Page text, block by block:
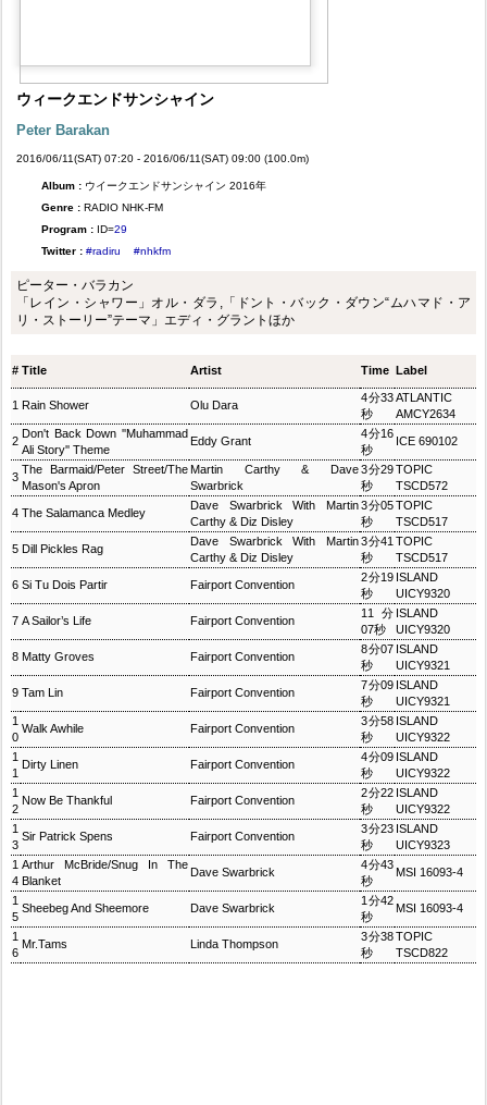
ウィークエンドサンシャイン
Peter Barakan
2016/06/11(SAT) 07:20 - 2016/06/11(SAT) 09:00 (100.0m)
Album : ウイークエンドサンシャイン 2016年
Genre : RADIO NHK-FM
Program : ID=29
Twitter : #radiru #nhkfm
ピーター・バラカン
「レイン・シャワー」オル・ダラ,「ドント・バック・ダウン“ムハマド・ア
リ・ストーリー”テーマ」エディ・グラントほか
# Title Artist Time Label
1 Rain Shower Olu Dara
4分33
秒
ATLANTIC
AMCY2634
2
Don't Back Down ''Muhammad
Ali Story'' Theme
Eddy Grant
4分16
秒
ICE 690102
3
The Barmaid/Peter Street/The
Mason's Apron
Martin Carthy & Dave
Swarbrick
3分29
秒
TOPIC
TSCD572
4 The Salamanca Medley
Dave Swarbrick With Martin
Carthy & Diz Disley
3分05
秒
TOPIC
TSCD517
5 Dill Pickles Rag
Dave Swarbrick With Martin
Carthy & Diz Disley
3分41
秒
TOPIC
TSCD517
6 Si Tu Dois Partir Fairport Convention
2分19
秒
ISLAND
UICY9320
7 A Sailor’s Life Fairport Convention
11分
07秒
ISLAND
UICY9320
8 Matty Groves Fairport Convention
8分07
秒
ISLAND
UICY9321
9 Tam Lin Fairport Convention
7分09
秒
ISLAND
UICY9321
1
0
Walk Awhile Fairport Convention
3分58
秒
ISLAND
UICY9322
1
1
Dirty Linen Fairport Convention
4分09
秒
ISLAND
UICY9322
1
2
Now Be Thankful Fairport Convention
2分22
秒
ISLAND
UICY9322
1
3
Sir Patrick Spens Fairport Convention
3分23
秒
ISLAND
UICY9323
1
4
Arthur McBride/Snug In The
Blanket
Dave Swarbrick
4分43
秒
MSI 16093-4
1
5
Sheebeg And Sheemore Dave Swarbrick
1分42
秒
MSI 16093-4
1
6
Mr.Tams Linda Thompson
3分38
秒
TOPIC
TSCD822